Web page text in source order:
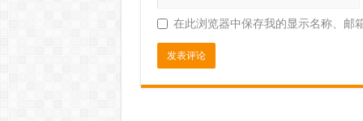
在此浏览器中保存我的显示名称、邮